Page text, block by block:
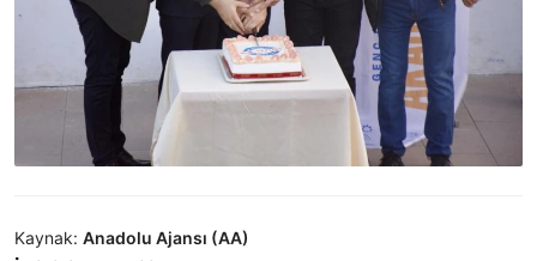
Kaynak: Anadolu Ajansı (AA)